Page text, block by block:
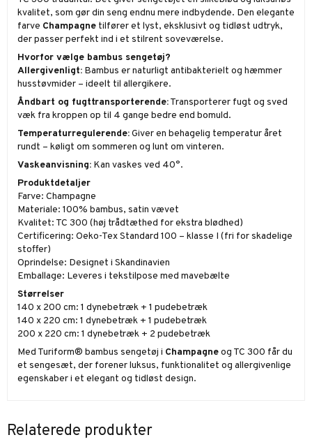
kvalitet, som gør din seng endnu mere indbydende. Den elegante
farve Champagne tilfører et lyst, eksklusivt og tidløst udtryk,
der passer perfekt ind i et stilrent soveværelse.
Hvorfor vælge bambus sengetøj?
Allergivenligt: Bambus er naturligt antibakterielt og hæmmer
husstøvmider – ideelt til allergikere.
Åndbart og fugttransporterende:Transporterer fugt og sved
væk fra kroppen op til 4 gange bedre end bomuld.
Temperaturregulerende:Giver en behagelig temperatur året
rundt – køligt om sommeren og lunt om vinteren.
Vaskeanvisning: Kan vaskes ved 40°.
Produktdetaljer
Farve: Champagne
Materiale: 100% bambus, satin vævet
Kvalitet: TC 300 (høj trådtæthed for ekstra blødhed)
Certificering: Oeko-Tex Standard 100 – klasse I (fri for skadelige
stoffer)
Oprindelse: Designet i Skandinavien
Emballage: Leveres i tekstilpose med mavebælte
Størrelser
140 x 200 cm: 1 dynebetræk + 1 pudebetræk
140 x 220 cm: 1 dynebetræk + 1 pudebetræk
200 x 220 cm: 1 dynebetræk + 2 pudebetræk
Med Turiform® bambus sengetøj i Champagneog TC 300 får du
et sengesæt, der forener luksus, funktionalitet og allergivenlige
egenskaber i et elegant og tidløst design.
Relaterede produkter